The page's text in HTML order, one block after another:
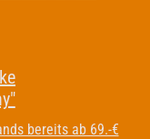
bereits ab 69.-€